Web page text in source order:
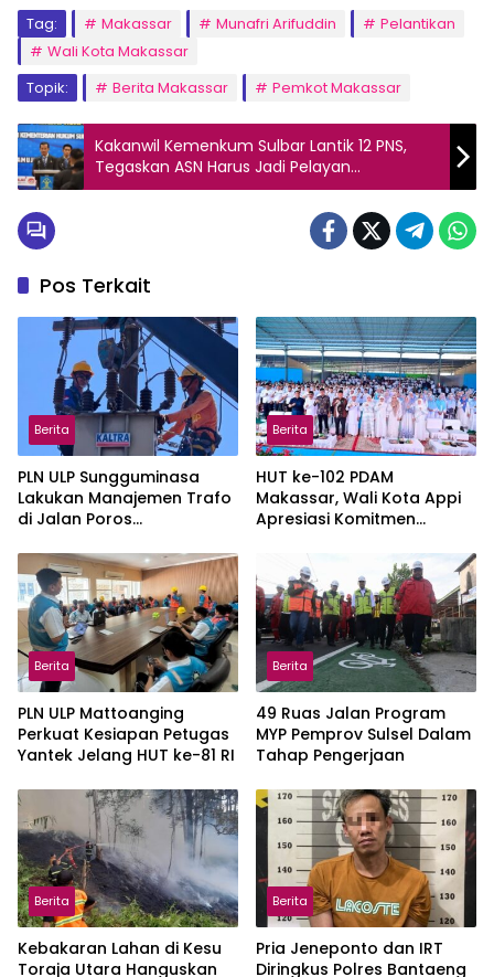
Tag: Makassar Munafri Arifuddin
Pelantikan
Wali Kota Makassar
Topik:
Berita Makassar Pemkot Makassar
Kakanwil Kemenkum Sulbar Lantik 12 PNS,
Tegaskan ASN Harus Jadi Pelayan
Masyarakat
Pos Terkait
Berita
PLN ULP Sungguminasa
Lakukan Manajemen Trafo
di Jalan Poros
ke-81 RI
Berita
HUT ke-102 PDAM
Makassar, Wali Kota Appi
Apresiasi Komitmen
Berita
PLN ULP Mattoanging
Perkuat Kesiapan Petugas
Yantek Jelang HUT ke-81 RI
Berita
49 Ruas Jalan Program
MYP Pemprov Sulsel Dalam
Tahap Pengerjaan
Berita
Kebakaran Lahan di Kesu
Toraja Utara Hanguskan
Berita
Pria Jeneponto dan IRT
Diringkus Polres Bantaeng